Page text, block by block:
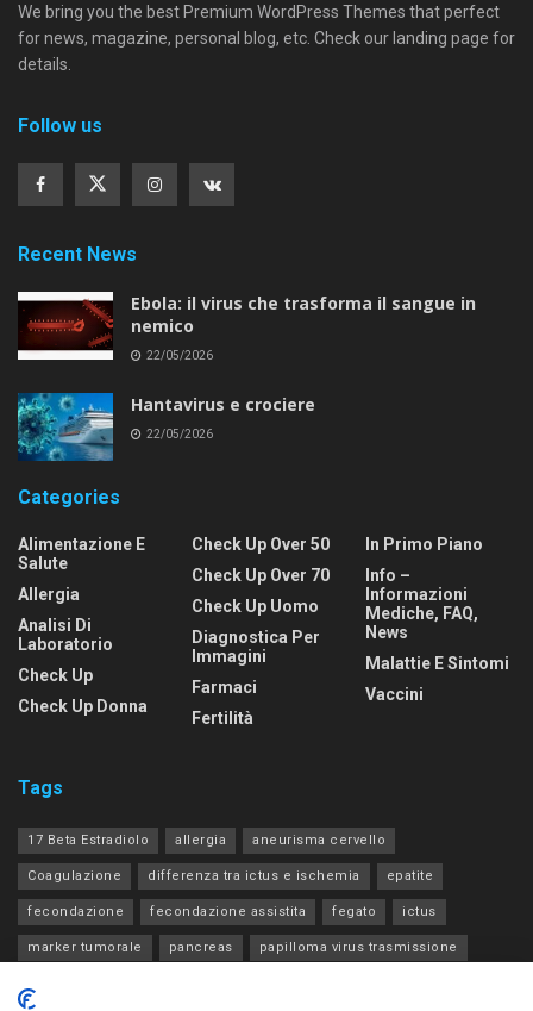
We bring you the best Premium WordPress Themes that perfect
for news, magazine, personal blog, etc. Check our landing page for
details.
Follow us
Recent News
Ebola: il virus che trasforma il sangue in
nemico
22/05/2026
Hantavirus e crociere
22/05/2026
Categories
Alimentazione E
Salute
Allergia
Analisi Di
Laboratorio
Check Up
Check Up Donna
Check Up Over 50
Check Up Over 70
Check Up Uomo
Diagnostica Per
Immagini
Farmaci
Fertilità
In Primo Piano
Info –
Informazioni
Mediche, FAQ,
News
Malattie E Sintomi
Vaccini
Tags
17 Beta Estradiolo allergia aneurisma cervello
Coagulazione differenza tra ictus e ischemia epatite
fecondazione fecondazione assistita fegato ictus
marker tumorale pancreas papilloma virus trasmissione